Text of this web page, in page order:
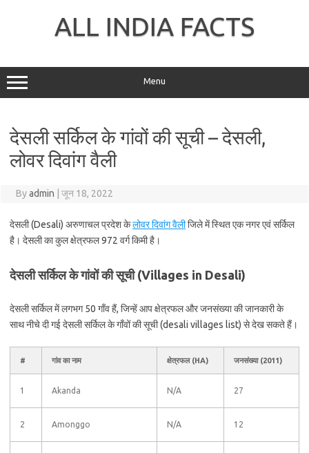
ALL INDIA FACTS
Menu
देसली सर्किल के गांवों की सूची – देसली,
लोवर दिवांग वैली
Byadmin जून 18, 2022
देसली (Desali) अरुणाचल प्रदेश केलोवर दिवांग वैलीजिले में स्थित एक नगर एवं सर्किल
है। देसली का कुल क्षेत्रफल 972 वर्ग किमी है।
देसली सर्किल के गांवों की सूची (Villages in Desali)
देसली सर्किल में लगभग 50 गाँव हैं, जिन्हें आप क्षेत्रफल और जनसंख्या की जानकारी के
साथ नीचे दी गई देसली सर्किल के गाँवों की सूची (desali villages list) से देख सकते हैं।
# गांव का नाम क्षेत्रफल (HA) जनसंख्या (2011)
1 Akanda N/A 27
2 Amonggo N/A 12